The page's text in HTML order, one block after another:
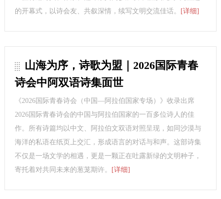
的开幕式，以诗会友、共叙深情，续写文明交流佳话。
[详细]
山海为序，诗歌为盟｜2026国际青春
诗会中阿双语诗集面世
《2026国际青春诗会（中国—阿拉伯国家专场）》收录出席
2026国际青春诗会的中国与阿拉伯国家的一百多位诗人的佳
作。所有诗篇均以中文、阿拉伯文双语对照呈现，如同沙漠与
海洋的私语在纸页上交汇，形成语言的对话与和声。这部诗集
不仅是一场文学的相遇，更是一颗正在吐露新绿的文明种子，
寄托着对共同未来的葱茏期许。
[详细]